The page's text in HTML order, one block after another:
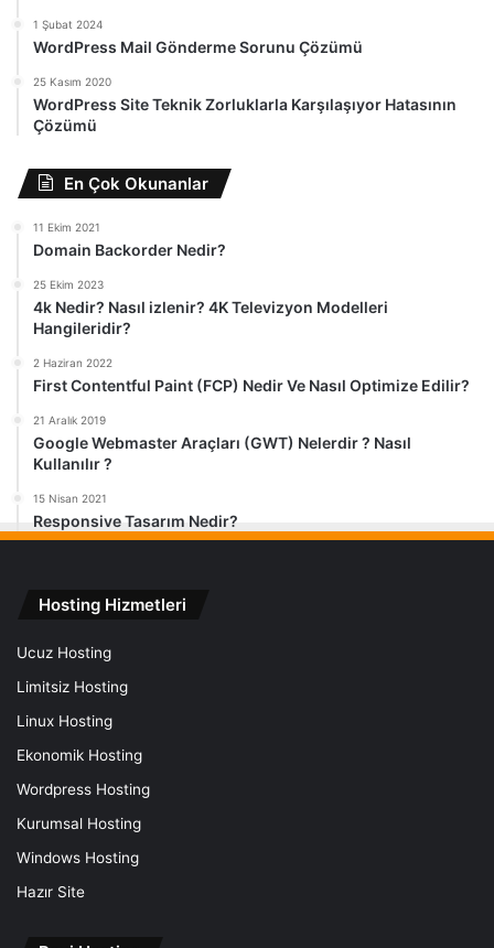
1 Şubat 2024
WordPress Mail Gönderme Sorunu Çözümü
25 Kasım 2020
WordPress Site Teknik Zorluklarla Karşılaşıyor Hatasının
Çözümü
En Çok Okunanlar
11 Ekim 2021
Domain Backorder Nedir?
25 Ekim 2023
4k Nedir? Nasıl izlenir? 4K Televizyon Modelleri
Hangileridir?
2 Haziran 2022
First Contentful Paint (FCP) Nedir Ve Nasıl Optimize Edilir?
21 Aralık 2019
Google Webmaster Araçları (GWT) Nelerdir ? Nasıl
Kullanılır ?
15 Nisan 2021
Responsive Tasarım Nedir?
Hosting Hizmetleri
Ucuz Hosting
Limitsiz Hosting
Linux Hosting
Ekonomik Hosting
Wordpress Hosting
Kurumsal Hosting
Windows Hosting
Hazır Site